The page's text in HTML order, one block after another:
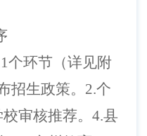
个环节（详见附
招生政策。2.个
审核推荐。4.县